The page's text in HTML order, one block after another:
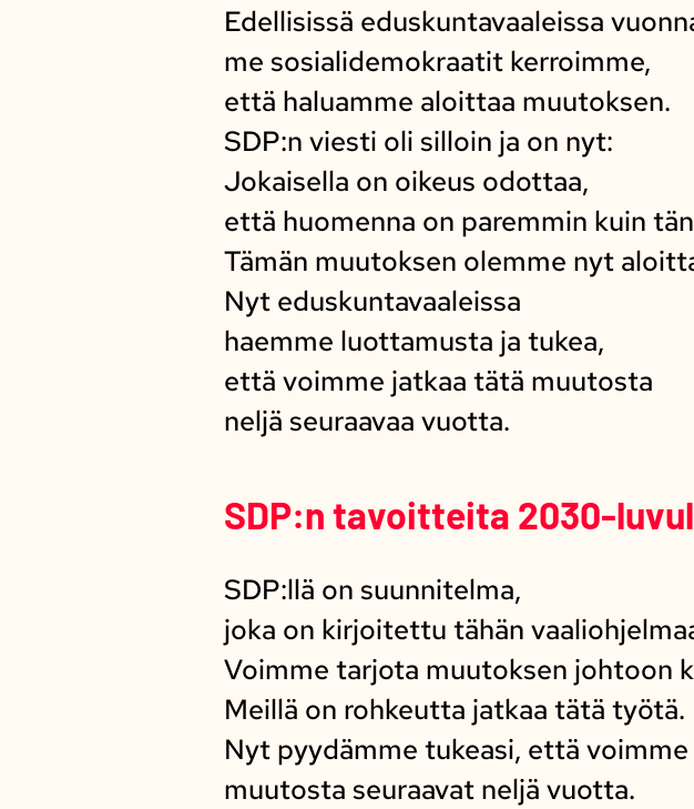
Edellisissä eduskuntavaaleissa
me sosialidemokraatit kerroimme,
että haluamme aloittaa muutoksen.
SDP:n viesti oli silloin ja on nyt:
Jokaisella on oikeus odottaa,
että huomenna on paremmin kuin
Tämän muutoksen olemme nyt
Nyt eduskuntavaaleissa
haemme luottamusta ja tukea,
että voimme jatkaa tätä muutosta
neljä seuraavaa vuotta.
SDP:n tavoitteita 2030-
SDP:llä on suunnitelma,
joka on kirjoitettu tähän
Voimme tarjota muutoksen johtoon
Meillä on rohkeutta jatkaa tätä työtä.
Nyt pyydämme tukeasi, että voimme
muutosta seuraavat neljä vuotta.